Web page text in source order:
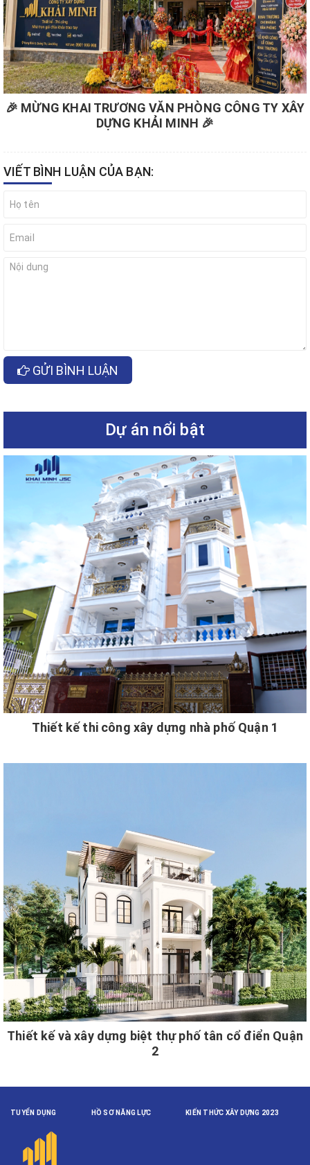
🎉 MỪNG KHAI TRƯƠNG VĂN PHÒNG CÔNG TY XÂY
DỰNG KHẢI MINH 🎉
VIẾT BÌNH LUẬN CỦA BẠN:
GỬI BÌNH LUẬN
Dự án nổi bật
Thiết kế thi công xây dựng nhà phố Quận 1
Thiết kế và xây dựng biệt thự phố tân cổ điển Quận
2
TUYỂN DỤNG HỒ SƠ NĂNG LỰC KIẾN THỨC XÂY DỰNG 2023